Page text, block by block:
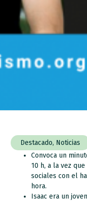
Destacado, Noticias
Convoca un
10 h, a la vez
sociales con el
hora.
Isaac era un